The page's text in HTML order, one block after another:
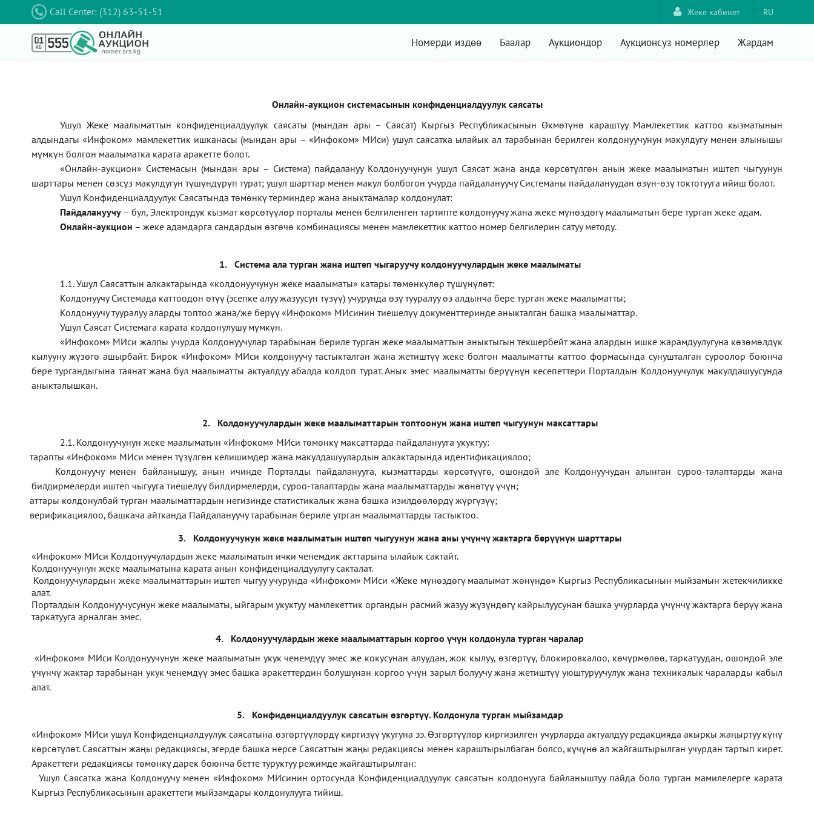
Call Center: (312) 63-51-51 RU
Жеке кабинет
Номерди издөө Баалар Аукциондор Аукционсуз номерлер Жардам
Онлайн-аукцион системасынын конфиденциалдуулук саясаты
Ушул Жеке маалыматтын конфиденциалдуулук саясаты (мындан ары – Саясат) Кыргыз Республикасынын Өкмөтүнө караштуу Мамлекеттик каттоо кызматынын
алдындагы«Инфоком» мамлекеттик ишканасы (мындан ары – «Инфоком» МИси) ушул саясатка ылайык ал тарабынан берилген колдонуучунун макулдугу менен алынышы
мүмкүн болгон маалыматка карата аракетте болот.
«Онлайн-аукцион» Системасын (мындан ары – Система) пайдалануу Колдонуучунун ушул Саясат жана анда көрсөтүлгөн анын жеке маалыматын иштеп чыгуунун
шарттары менен сөзсүз макулдугун түшүндүрүп турат; ушул шарттар менен макул болбогон учурда пайдалануучу Системаны пайдалануудан өзүн-өзү токтотууга ийиш болот.
Ушул Конфиденциалдуулук Саясатында төмөнкү терминдер жана аныктамалар колдонулат:
Пайдалануучу – бул, Электрондук кызмат көрсөтүүлөр порталы менен белгиленген тартипте колдонуучу жана жеке мүнөздөгү маалыматын бере турган жеке адам.
Онлайн-аукцион –жеке адамдарга сандардын өзгөчө комбинациясы менен мамлекеттик каттоо номер белгилерин сатуу методу.
1.
Система ала турган жана иштеп чыгаруучу колдонуучулардын жеке маалыматы
1.1. Ушул Саясаттын алкактарында«колдонуучунунжеке маалыматы» катары төмөнкүлөр түшүнүлөт:
Колдонуучу Системада каттоодон өтүү (эсепке алуу жазуусун түзүү) учурунда өзү тууралуу өз алдынча бере турган жеке маалыматты;
Колдонуучу тууралуу аларды топтоо жана/же берүү «Инфоком» МИсинин тиешелүү документтеринде аныкталган башка маалыматтар.
Ушул Саясат Системага карата колдонулушу мүмкүн.
«Инфоком» МИси жалпы учурда Колдонуучулар тарабынан бериле турган жеке маалыматтын аныктыгын текшербейт жана алардын ишке жарамдуулугуна көзөмөлдүк
кылууну жүзөгө ашырбайт. Бирок «Инфоком» МИси колдонуучу тастыкталган жана жетиштүү жеке болгон маалыматты каттоо формасында сунушталган суроолор боюнча
бере тургандыгына таянат жана бул маалыматты актуалдуу абалда колдоп турат. Анык эмес маалыматты берүүнүн кесепеттери Порталдын Колдонуучулук макулдашуусунда
аныкталышкан.
2.
Колдонуучулардын жеке маалыматтарын топтоонун жана иштеп чыгуунун максаттары
2.1. Колдонуучунун жеке маалыматын «Инфоком» МИси төмөнкү максаттарда пайдаланууга укуктуу:
тарапты «Инфоком» МИси менен түзүлгөн келишимдер жана макулдашуулардын алкактарында идентификациялоо;
Колдонуучу менен байланышуу, анын ичинде Порталды пайдаланууга, кызматтарды көрсөтүүгө, ошондой эле Колдонуучудан алынган суроо-талаптарды жана
билдирмелерди иштеп чыгууга тиешелүү билдирмелерди, суроо-талаптарды жана маалыматтарды жөнөтүү үчүн;
аттары колдонулбай турган маалыматтардын негизинде статистикалык жана башка изилдөөлөрдү жүргүзүү;
верификациялоо, башкача айтканда Пайдалануучу тарабынан бериле утрган маалыматтарды тастыктоо.
3.
Колдонуучунун жеке маалыматын иштеп чыгуунун жана аны үчүнчү жактарга берүүнүн шарттары
«Инфоком» МИси Колдонуучулардын жеке маалыматын ички ченемдик акттарына ылайык сактайт.
Колдонуучунун жеке маалыматына карата анын конфиденциалдуулугу сакталат.
Колдонуучулардын жеке маалыматтарын иштеп чыгуу учурунда «Инфоком» МИси«Жеке мүнөздөгү маалымат жөнүндө» Кыргыз Республикасынын мыйзамын жетекчиликке
алат.
Порталдын Колдонуучусунун жеке маалыматы, ыйгарым укуктуу мамлекеттик органдын расмий жазуу жүзүндөгү кайрылуусунан башка учурларда үчүнчү жактарга берүү жана
таркатууга арналган эмес.
4.
Колдонуучулардын жеке маалыматтарын коргоо үчүн колдонула турган чаралар
«Инфоком» МИси Колдонуучунун жеке маалыматын укук ченемдүү эмес же кокусунан алуудан, жок кылуу, өзгөртүү, блокировкалоо, көчүрмөлөө, таркатуудан, ошондой эле
үчүнчү жактар тарабынан укук ченемдүү эмес башка аракеттердин болушунан коргоо үчүн зарыл болуучу жана жетиштүү уюштуруучулук жана техникалык чараларды кабыл
алат.
5. Конфиденциалдуулук саясатын өзгөртүү. Колдонула турган мыйзамдар
«Инфоком» МИси ушул Конфиденциалдуулук саясатына өзгөртүүлөрдү киргизүү укугуна ээ. Өзгөртүүлөр киргизилген учурларда актуалдуу редакцияда акыркы жаңыртуу күнү
көрсөтүлөт. Саясаттын жаңы редакциясы, эгерде башка нерсе Саясаттын жаңы редакциясы менен караштырылбаган болсо, күчүнө ал жайгаштырылган учурдан тартып кирет.
Аракеттеги редакциясы төмөнкү дарек боюнча бетте туруктуу режимде жайгаштырылган:
Ушул Саясатка жана Колдонуучу менен «Инфоком» МИсинин ортосунда Конфиденциалдуулук саясатын колдонууга байланыштуу пайда боло турган мамилелерге карата
Кыргыз Республикасынын аракеттеги мыйзамдары колдонулууга тийиш.